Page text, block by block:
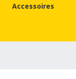
Accessoires